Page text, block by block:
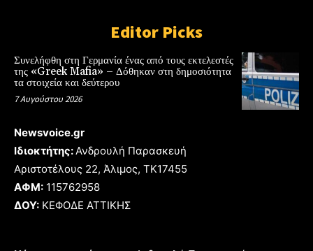
Editor Picks
Συνελήφθη στη Γερμανία ένας από τους εκτελεστές
της «Greek Mafia» – Δόθηκαν στη δημοσιότητα
τα στοιχεία και δεύτερου
7 Αυγούστου 2026
Newsvoice.gr
Ιδιοκτήτης:Ανδρουλή Παρασκευή
Αριστοτέλους 22, Άλιμος, TK17455
ΑΦΜ: 115762958
ΔΟΥ: ΚΕΦΟΔΕ ΑΤΤΙΚΗΣ